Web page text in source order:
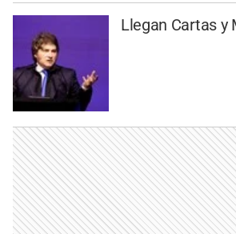
Llegan Cartas y